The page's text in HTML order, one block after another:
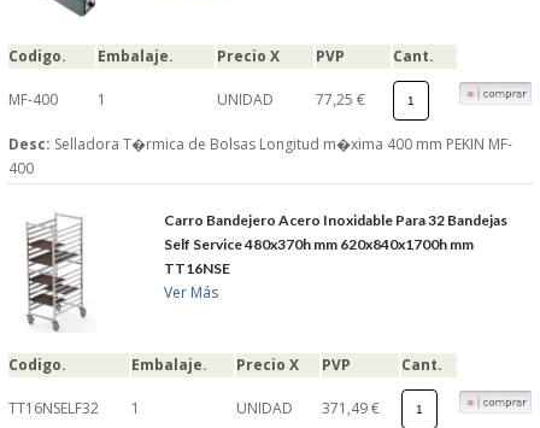
Codigo. Embalaje. Precio X PVP Cant.
MF-400 1 UNIDAD 77,25 €
Desc: Selladora T�rmica de Bolsas Longitud m�xima 400 mm PEKIN MF-
400
Carro Bandejero Acero Inoxidable Para 32 Bandejas
Self Service 480x370h mm 620x840x1700h mm
TT16NSE
Ver Más
Codigo. Embalaje. Precio X PVP Cant.
TT16NSELF32 1 UNIDAD 371,49 €